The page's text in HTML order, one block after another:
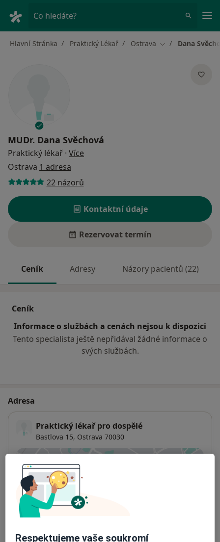
Co hledáte?
Hlavní Stránka Praktický Lékař Ostrava Změna města
Dana
MUDr. Dana Svěchová
Praktický lékař · Více
Ostrava 1 adresa
22 názorů
Kontaktní údaje
Rezervovat termín
Ceník Adresy Názory pacientů (22)
Ceník
Informace o službách a cenách nejsou k dispozici
Tento specialista ještě nepřidával žádné informace o
svých službách.
Adresa
Praktický lékař pro dospělé
Bastlova 15, Ostrava 70030
Dostupnost
Na této adrese online kalendář není aktivní
Co mám v takové situaci udělat?
Způsoby platby (soukromé návštěvy)
Respektujeme vaše soukromí